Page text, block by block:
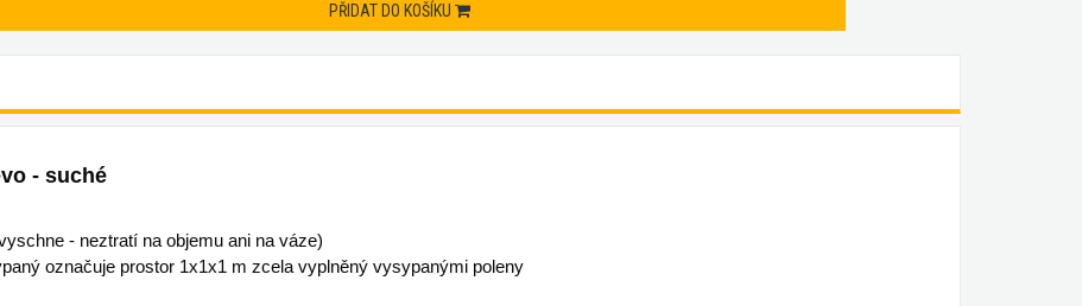
PŘIDAT DO KOŠÍKU
- suché
- neztratí na objemu ani na váze)
označuje prostor 1x1x1 m zcela vyplněný vysypanými poleny